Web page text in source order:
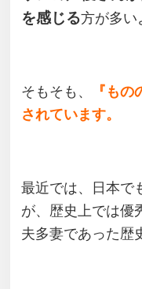
を感じる方が多い
そもそも、
『も
されています。
最近では、日本で
が、歴史上では優
夫多妻であった歴